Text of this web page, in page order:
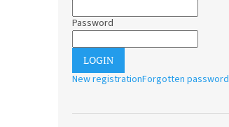
Password
LOGIN
New registrationForgotten password